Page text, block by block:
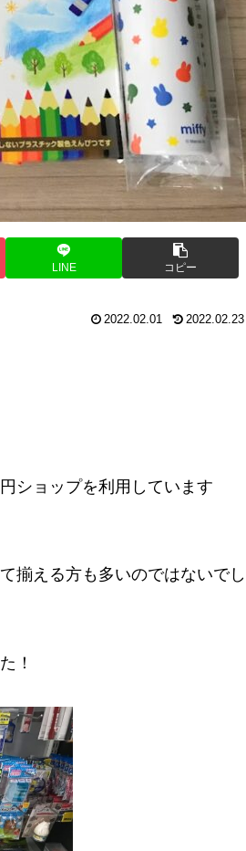
LINE コピー
2022.02.01 2022.02.23
ショップを利用しています
揃える方も多いのではないでし
！